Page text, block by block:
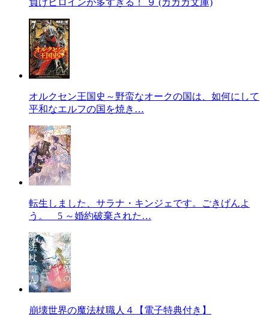
オルクセン王国史～野蛮なオークの国は、如何にして
平和なエルフの国を焼き…
転生しました、サラナ・キンジェです。ごきげんよ
う。 5 ～婚約破棄された…
崩壊世界の魔法杖職人４【電子特典付き】